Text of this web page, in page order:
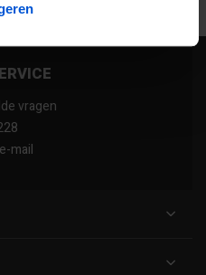
vragen
mail